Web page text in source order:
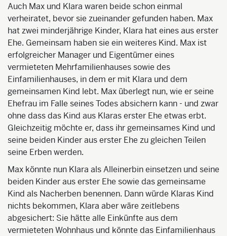
Auch Max und Klara waren beide schon einmal
verheiratet, bevor sie zueinander gefunden haben. Max
hat zwei minderjährige Kinder, Klara hat eines aus erster
Ehe. Gemeinsam haben sie ein weiteres Kind. Max ist
erfolgreicher Manager und Eigentümer eines
vermieteten Mehrfamilienhauses sowie des
Einfamilienhauses, in dem er mit Klara und dem
gemeinsamen Kind lebt. Max überlegt nun, wie er seine
Ehefrau im Falle seines Todes absichern kann - und zwar
ohne dass das Kind aus Klaras erster Ehe etwas erbt.
Gleichzeitig möchte er, dass ihr gemeinsames Kind und
seine beiden Kinder aus erster Ehe zu gleichen Teilen
seine Erben werden.
Max könnte nun Klara als Alleinerbin einsetzen und seine
beiden Kinder aus erster Ehe sowie das gemeinsame
Kind als Nacherben benennen. Dann würde Klaras Kind
nichts bekommen, Klara aber wäre zeitlebens
abgesichert: Sie hätte alle Einkünfte aus dem
vermieteten Wohnhaus und könnte das Einfamilienhaus